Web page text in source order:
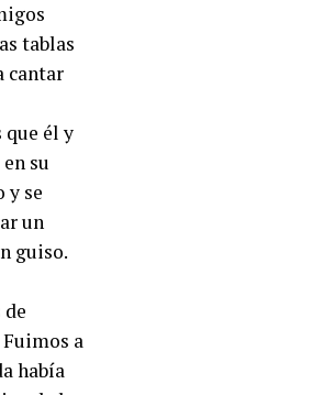
tablas
cantar
él y
su
y se
un
guiso.
Fuimos a
había